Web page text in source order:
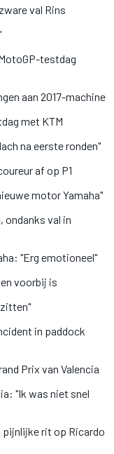
val Rins
testdag
aan 2017-machine
met KTM
na eerste ronden"
af op P1
motor Yamaha"
val in
"Erg emotioneel"
voorbij is
in paddock
Prix van Valencia
"Ik was niet snel
pijnlijke rit op Ricardo